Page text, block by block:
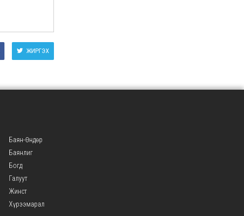
ЖИРГЭХ
Баян-Өндөр
Баянлиг
Богд
Галуут
Жинст
Хүрээмарал